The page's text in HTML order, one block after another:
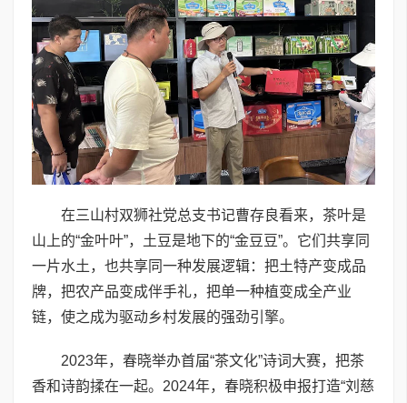
在三山村双狮社党总支书记曹存良看来，茶叶是
山上的“金叶叶”，土豆是地下的“金豆豆”。它们共享同
一片水土，也共享同一种发展逻辑：把土特产变成品
牌，把农产品变成伴手礼，把单一种植变成全产业
链，使之成为驱动乡村发展的强劲引擎。
2023年，春晓举办首届“茶文化”诗词大赛，把茶
香和诗韵揉在一起。2024年，春晓积极申报打造“刘慈